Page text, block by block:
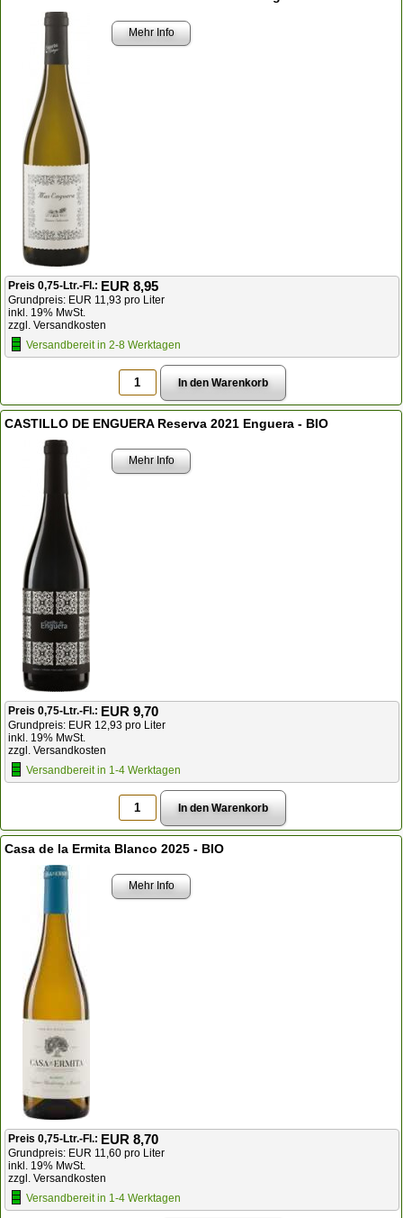
Mehr Info
Preis 0,75-Ltr.-Fl.: EUR 8,95
Grundpreis: EUR 11,93 pro Liter
inkl. 19% MwSt.
zzgl. Versandkosten
Versandbereit in 2-8 Werktagen
CASTILLO DE ENGUERA Reserva 2021 Enguera - BIO
Mehr Info
Preis 0,75-Ltr.-Fl.: EUR 9,70
Grundpreis: EUR 12,93 pro Liter
inkl. 19% MwSt.
zzgl. Versandkosten
Versandbereit in 1-4 Werktagen
Casa de la Ermita Blanco 2025 - BIO
Mehr Info
Preis 0,75-Ltr.-Fl.: EUR 8,70
Grundpreis: EUR 11,60 pro Liter
inkl. 19% MwSt.
zzgl. Versandkosten
Versandbereit in 1-4 Werktagen